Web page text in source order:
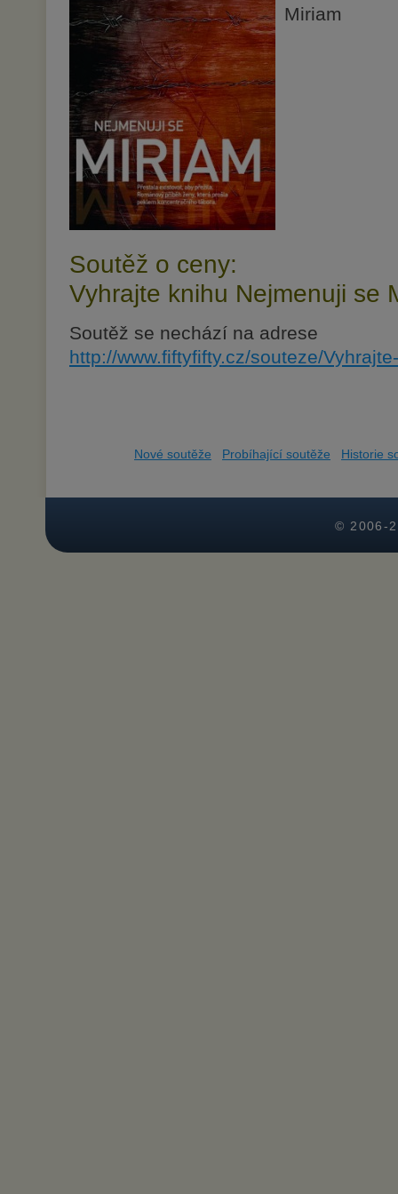
Miriam
Soutěž o ceny:
Vyhrajte knihu Nejmenuji se
Soutěž se nechází na adrese
http://www.fiftyfifty.cz/souteze/
Nové soutěže Probíhající soutěže Historie
© 2006-